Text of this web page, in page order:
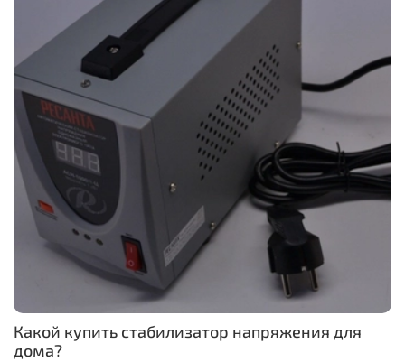
Какой купить стабилизатор напряжения для
дома?